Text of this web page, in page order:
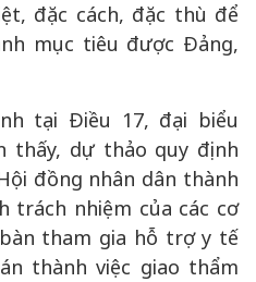
đặc cách, đặc thù để
mục tiêu được Đảng,
tại Điều 17, đại biểu
thấy, dự thảo quy định
đồng nhân dân thành
trách nhiệm của các cơ
tham gia hỗ trợ y tế
thành việc giao thẩm